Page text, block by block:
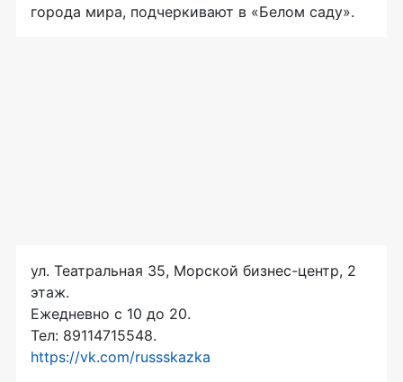
города мира, подчеркивают в «Белом саду».
ул. Театральная 35, Морской бизнес-центр, 2
этаж.
Ежедневно с 10 до 20.
Тел: 89114715548.
https://vk.com/russskazka